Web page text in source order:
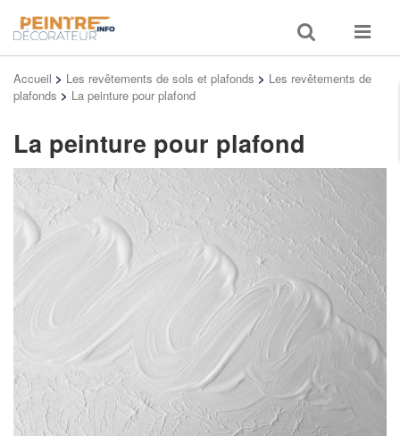
Toggle
search
Toggle
Accueil > Les revêtements de sols et plafonds > Les revêtements de
plafonds > La peinture pour plafond
La peinture pour plafond